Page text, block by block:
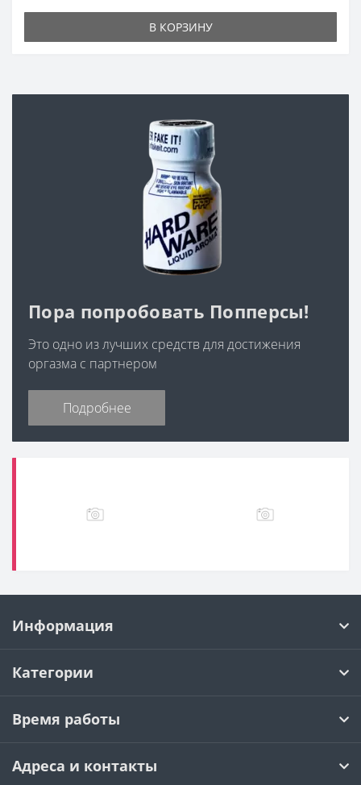
В КОРЗИНУ
Пора попробовать Попперсы!
Это одно из лучших средств для достижения
оргазма с партнером
Подробнее
Информация
Категории
Время работы
Адреса и контакты